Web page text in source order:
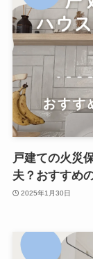
戸建ての火災
夫？おすすめ
2025年1月30日